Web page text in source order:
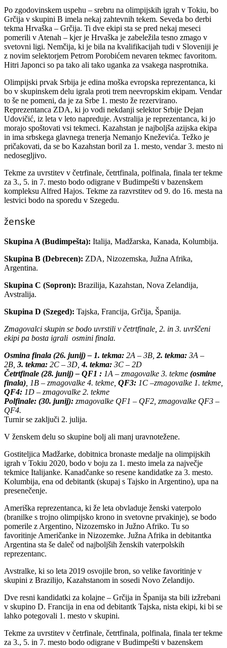
Po zgodovinskem uspehu – srebru na olimpijskih igrah v Tokiu, bo
Grčija v skupini B imela nekaj zahtevnih tekem. Seveda bo derbi
tekma Hrvaška – Grčija. Ti dve ekipi sta se pred nekaj meseci
pomerili v Atenah – kjer je Hrvaška je zabeležila tesno zmago v
svetovni ligi. Nemčija, ki je bila na kvalifikacijah tudi v Sloveniji je
z novim selektorjem Petrom Porobićem nevaren tekmec favoritom.
Hitri Japonci so pa tako ali tako uganka za vsakega nasprotnika.
Olimpijski prvak Srbija je edina moška evropska reprezentanca, ki
bo v skupinskem delu igrala proti trem neevropskim ekipam. Vendar
to še ne pomeni, da je za Srbe 1. mesto že rezervirano.
Reprezentanca ZDA, ki jo vodi nekdanji selektor Srbije Dejan
Udovičić, iz leta v leto napreduje. Avstralija je reprezentanca, ki jo
morajo spoštovati vsi tekmeci. Kazahstan je najboljša azijska ekipa
in ima srbskega glavnega trenerja Nemanjo Kneževića. Težko je
pričakovati, da se bo Kazahstan boril za 1. mesto, vendar 3. mesto ni
nedosegljivo.
Tekme za uvrstitev v četrfinale, četrtfinala, polfinala, finala ter tekme
za 3., 5. in 7. mesto bodo odigrane v Budimpešti v bazenskem
kompleksu Alfred Hajos. Tekme za razvrstitev od 9. do 16. mesta na
lestvici bodo na sporedu v Szegedu.
ženske
Skupina A (Budimpešta): Italija, Madžarska, Kanada, Kolumbija.
Skupina B (Debrecen): ZDA, Nizozemska, Južna Afrika,
Argentina.
Skupina C (Sopron): Brazilija, Kazahstan, Nova Zelandija,
Avstralija.
Skupina D (Szeged): Tajska, Francija, Grčija, Španija.
Zmagovalci skupin se bodo uvrstili v četrtfinale, 2. in 3. uvrščeni
ekipi pa bosta igrali osmini finala.
Osmina finala (26. junij) – 1. tekma: 2A – 3B, 2. tekma: 3A –
2B, 3. tekma: 2C – 3D,4. tekma: 3C – 2D
Četrtfinale (28. junij) – QF1 : 1A – zmagovalke 3. tekme (osmine
finala) , 1B – zmagovalke 4. tekme, QF3: 1C –zmagovalke 1. tekme,
QF4: 1D – zmagovalke 2. tekme
Polfinale: (30. junij): zmagovalke QF1 – QF2, zmagovalke QF3 –
QF4.
Turnir se zaključi 2. julija.
V ženskem delu so skupine bolj ali manj uravnotežene.
Gostiteljica Madžarke, dobitnica bronaste medalje na olimpijskih
igrah v Tokiu 2020, bodo v boju za 1. mesto imela za največje
tekmice Italijanke. Kanadčanke so resene kandidatke za 3. mesto.
Kolumbija, ena od debitantk (skupaj s Tajsko in Argentino), upa na
presenečenje.
Ameriška reprezentanca, ki že leta obvladuje ženski vaterpolo
(branilke s trojno olimpijsko krono in svetovne prvakinje), se bodo
pomerile z Argentino, Nizozemsko in Južno Afriko. Tu so
favoritinje Američanke in Nizozemke. Južna Afrika in debitantka
Argentina sta še daleč od najboljših ženskih vaterpolskih
reprezentanc.
Avstralke, ki so leta 2019 osvojile bron, so velike favoritinje v
skupini z Brazilijo, Kazahstanom in sosedi Novo Zelandijo.
Dve resni kandidatki za kolajne – Grčija in Španija sta bili izžrebani
v skupino D. Francija in ena od debitantk Tajska, nista ekipi, ki bi se
lahko potegovali 1. mesto v skupini.
Tekme za uvrstitev v četrfinale, četrtfinala, polfinala, finala ter tekme
za 3., 5. in 7. mesto bodo odigrane v Budimpešti v bazenskem